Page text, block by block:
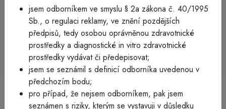
K použití s Valleylab
Omytí doporučujeme pouze vodou s mýdlem
Neponořujte kabel do roztoků
jsem odborníkem ve smyslu § 2a zákona č. 40/1995
Sb., o regulaci reklamy, ve znění pozdějších
předpisů, tedy osobou oprávněnou zdravotnické
prostředky a diagnostické in vitro zdravotnické
prostředky vydávat či předepisovat;
jsem se seznámil s definicí odborníka uvedenou v
předchozím bodu;
pro případ, že nejsem odborníkem, pak jsem
seznámen s riziky, kterým se vystavuji v důsledku